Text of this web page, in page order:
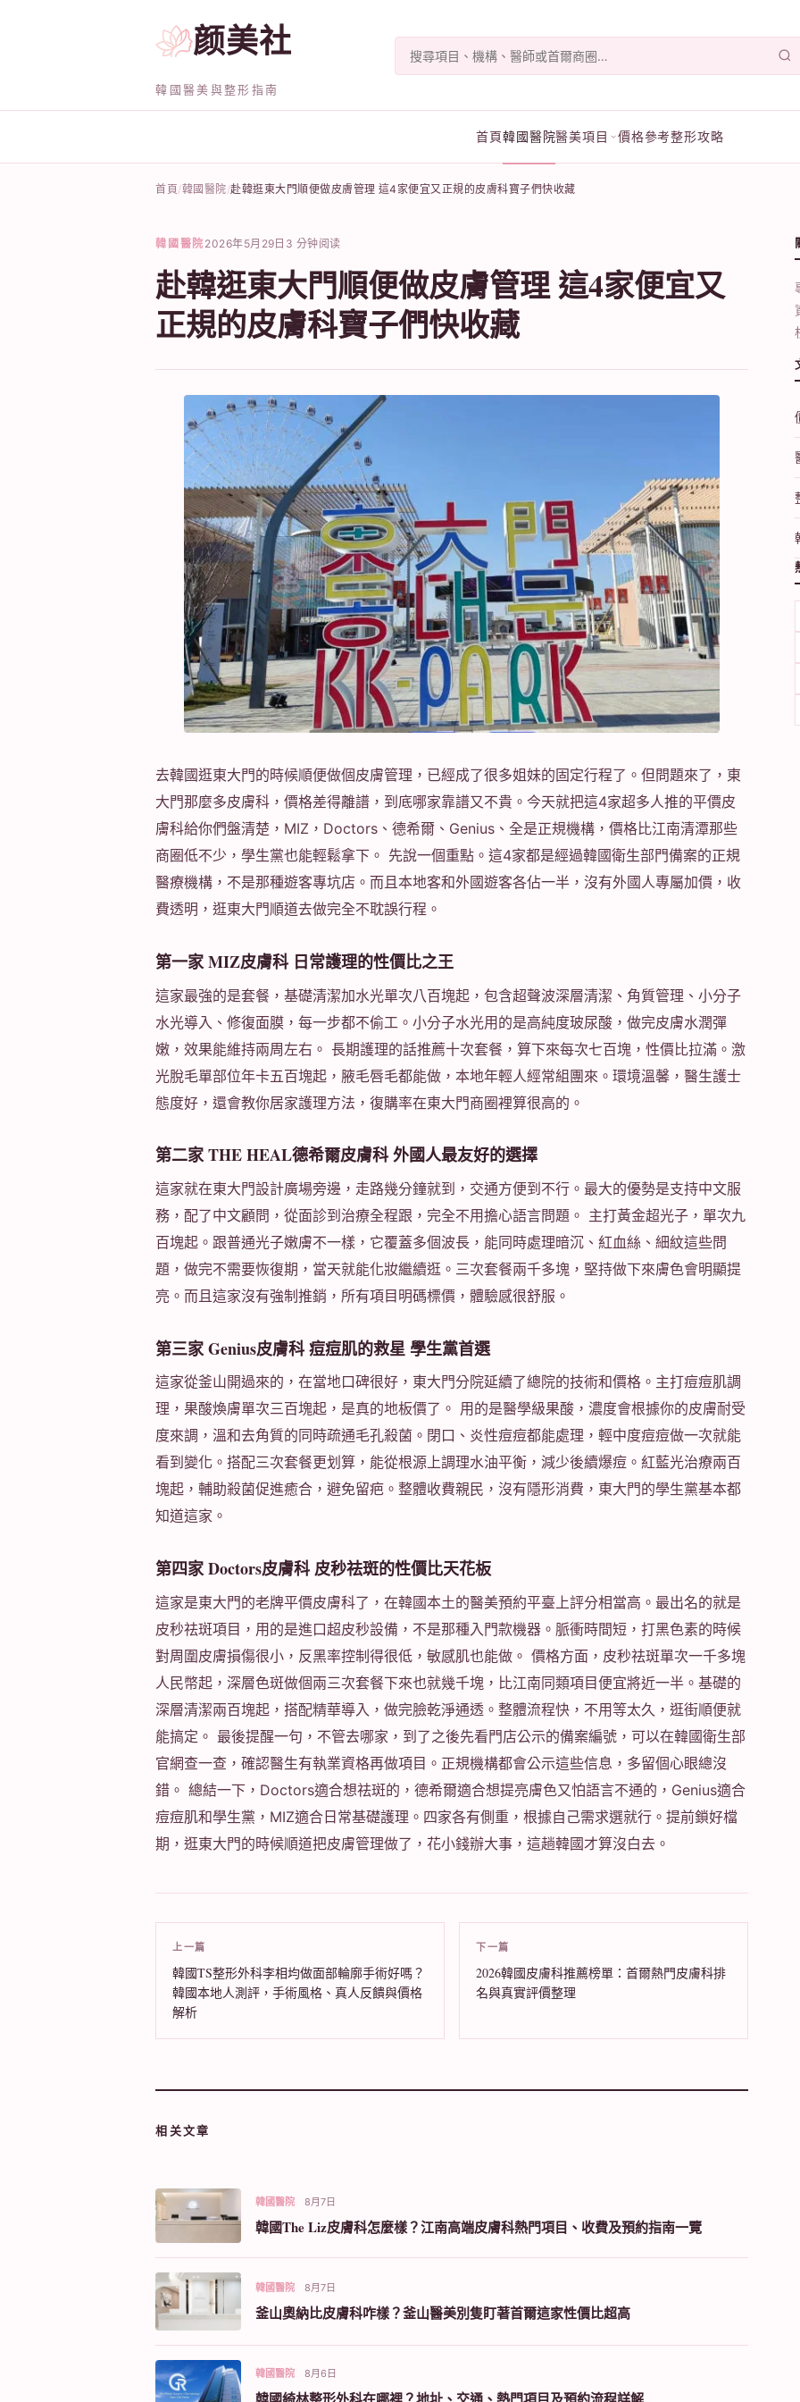
颜美社
韓國醫美與整形指南
首頁韓國醫院醫美項目 價格參考整形攻略
首頁 韓國醫院 赴韓逛東大門順便做皮膚管理 這4家便宜又正規的皮膚科寶子們快收藏
韓國醫院 2026年5月29日 3 分钟阅读
赴韓逛東大門順便做皮膚管理 這4家便宜又
正規的皮膚科寶子們快收藏
去韓國逛東大門的時候順便做個皮膚管理，已經成了很多姐妹的固定行程了。但問題來了，東
大門那麼多皮膚科，價格差得離譜，到底哪家靠譜又不貴。今天就把這4家超多人推的平價皮
膚科給你們盤清楚，MIZ，Doctors、德希爾、Genius、全是正規機構，價格比江南清潭那些
商圈低不少，學生黨也能輕鬆拿下。 先說一個重點。這4家都是經過韓國衛生部門備案的正規
醫療機構，不是那種遊客專坑店。而且本地客和外國遊客各佔一半，沒有外國人專屬加價，收
費透明，逛東大門順道去做完全不耽誤行程。
第一家 MIZ皮膚科 日常護理的性價比之王
這家最強的是套餐，基礎清潔加水光單次八百塊起，包含超聲波深層清潔、角質管理、小分子
水光導入、修復面膜，每一步都不偷工。小分子水光用的是高純度玻尿酸，做完皮膚水潤彈
嫩，效果能維持兩周左右。 長期護理的話推薦十次套餐，算下來每次七百塊，性價比拉滿。激
光脫毛單部位年卡五百塊起，腋毛唇毛都能做，本地年輕人經常組團來。環境溫馨，醫生護士
態度好，還會教你居家護理方法，復購率在東大門商圈裡算很高的。
第二家 THE HEAL德希爾皮膚科 外國人最友好的選擇
這家就在東大門設計廣場旁邊，走路幾分鐘就到，交通方便到不行。最大的優勢是支持中文服
務，配了中文顧問，從面診到治療全程跟，完全不用擔心語言問題。 主打黃金超光子，單次九
百塊起。跟普通光子嫩膚不一樣，它覆蓋多個波長，能同時處理暗沉、紅血絲、細紋這些問
題，做完不需要恢復期，當天就能化妝繼續逛。三次套餐兩千多塊，堅持做下來膚色會明顯提
亮。而且這家沒有強制推銷，所有項目明碼標價，體驗感很舒服。
第三家 Genius皮膚科 痘痘肌的救星 學生黨首選
這家從釜山開過來的，在當地口碑很好，東大門分院延續了總院的技術和價格。主打痘痘肌調
理，果酸煥膚單次三百塊起，是真的地板價了。 用的是醫學級果酸，濃度會根據你的皮膚耐受
度來調，溫和去角質的同時疏通毛孔殺菌。閉口、炎性痘痘都能處理，輕中度痘痘做一次就能
看到變化。搭配三次套餐更划算，能從根源上調理水油平衡，減少後續爆痘。紅藍光治療兩百
塊起，輔助殺菌促進癒合，避免留疤。整體收費親民，沒有隱形消費，東大門的學生黨基本都
知道這家。
第四家 Doctors皮膚科 皮秒祛斑的性價比天花板
這家是東大門的老牌平價皮膚科了，在韓國本土的醫美預約平臺上評分相當高。最出名的就是
皮秒祛斑項目，用的是進口超皮秒設備，不是那種入門款機器。脈衝時間短，打黑色素的時候
對周圍皮膚損傷很小，反黑率控制得很低，敏感肌也能做。 價格方面，皮秒祛斑單次一千多塊
人民幣起，深層色斑做個兩三次套餐下來也就幾千塊，比江南同類項目便宜將近一半。基礎的
深層清潔兩百塊起，搭配精華導入，做完臉乾淨通透。整體流程快，不用等太久，逛街順便就
能搞定。 最後提醒一句，不管去哪家，到了之後先看門店公示的備案編號，可以在韓國衛生部
官網查一查，確認醫生有執業資格再做項目。正規機構都會公示這些信息，多留個心眼總沒
錯。 總結一下，Doctors適合想祛斑的，德希爾適合想提亮膚色又怕語言不通的，Genius適合
痘痘肌和學生黨，MIZ適合日常基礎護理。四家各有側重，根據自己需求選就行。提前鎖好檔
期，逛東大門的時候順道把皮膚管理做了，花小錢辦大事，這趟韓國才算沒白去。
上一篇
韓國TS整形外科李相均做面部輪廓手術好嗎？
韓國本地人測評，手術風格、真人反饋與價格
解析
下一篇
2026韓國皮膚科推薦榜單：首爾熱門皮膚科排
名與真實評價整理
相关文章
韓國醫院 8月7日
韓國The Liz皮膚科怎麼樣？江南高端皮膚科熱門項目、收費及預約指南一覽
韓國醫院 8月7日
釜山奧納比皮膚科咋樣？釜山醫美別隻盯著首爾這家性價比超高
韓國醫院 8月6日